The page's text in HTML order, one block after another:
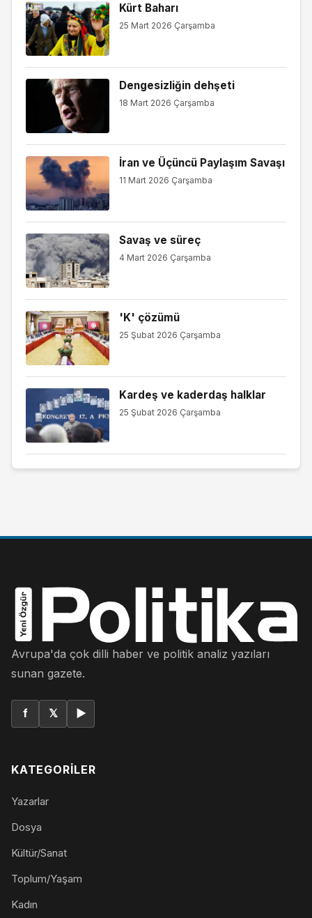
Kürt Baharı
25 Mart 2026 Çarşamba
Dengesizliğin dehşeti
18 Mart 2026 Çarşamba
İran ve Üçüncü Paylaşım Savaşı
11 Mart 2026 Çarşamba
Savaş ve süreç
4 Mart 2026 Çarşamba
'K' çözümü
25 Şubat 2026 Çarşamba
Kardeş ve kaderdaş halklar
25 Şubat 2026 Çarşamba
Avrupa'da çok dilli haber ve politik analiz yazıları
sunan gazete.
f 𝕏 ▶
KATEGORILER
Yazarlar
Dosya
Kültür/Sanat
Toplum/Yaşam
Kadın